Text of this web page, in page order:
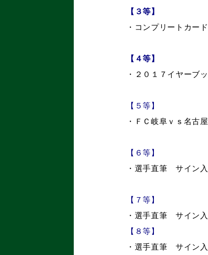
【３等】
・コンプリートカー
【４等】
・２０１７イヤーブ
【５等】
・ＦＣ岐阜ｖｓ名古
【６等】
・選手直筆 サイン
【７等】
・選手直筆 サイン
【８等】
・選手直筆 サイン